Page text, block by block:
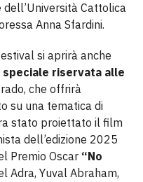
Cattolica
Anna Sfardini.
si aprirà anche
speciale riservata alle
che offrirà
su una tematica di
stato proiettato il film
dell’edizione 2025
Premio Oscar “No
Adra, Yuval Abraham,